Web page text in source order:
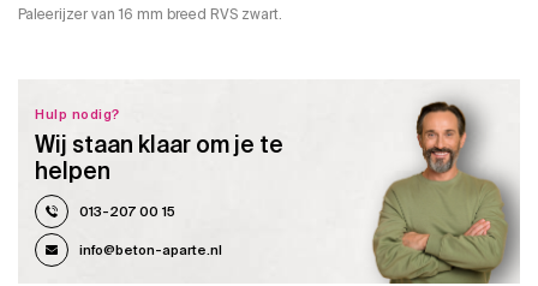
Paleerijzer van 16 mm breed RVS zwart.
Hulp nodig?
Wij staan klaar om je te
helpen
013-207 00 15
info@beton-aparte.nl